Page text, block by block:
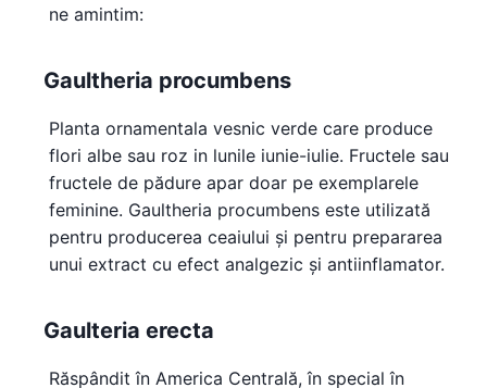
ne amintim:
Gaultheria procumbens
Planta ornamentala vesnic verde care produce
flori albe sau roz in lunile iunie-iulie. Fructele sau
fructele de pădure apar doar pe exemplarele
feminine. Gaultheria procumbens este utilizată
pentru producerea ceaiului și pentru prepararea
unui extract cu efect analgezic și antiinflamator.
Gaulteria erecta
Răspândit în America Centrală, în special în